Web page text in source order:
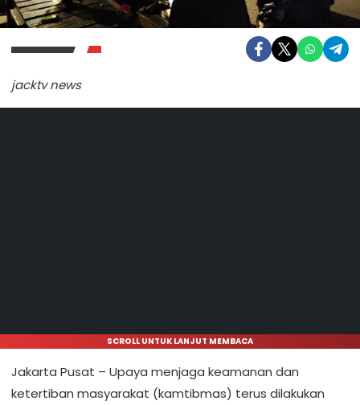
jacktv news
SCROLL UNTUK LANJUT MEMBACA
Jakarta Pusat – Upaya menjaga keamanan dan
ketertiban masyarakat (kamtibmas) terus dilakukan